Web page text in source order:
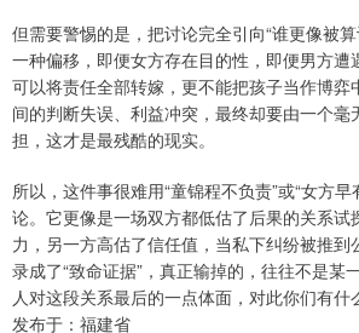
但需要警惕的是，把讨论完全引向“谁更像被
一种偏移，即便女方存在目的性，即便男方遭
可以将责任全部转嫁，更不能把孩子当作博弈
间的判断失误、利益冲突，最终却要由一个毫
担，这才是最残酷的现实。
所以，这件事很难用“童锦程不负责”或“女方
论。它更像是一场双方都低估了后果的关系试
力，另一方高估了信任值，当私下纠纷被推到
录成了“致命证据”，真正输掉的，往往不是某
人对这段关系最后的一点体面，对此你们有什
发布于：福建省